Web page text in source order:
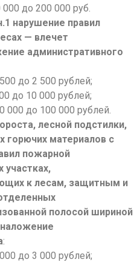
до 200 000 руб.
нарушение правил
— влечет
административного
до 2 500 рублей;
до 10 000 рублей;
до 100 000 рублей.
лесной подстилки,
горючих материалов с
пожарной
участках,
к лесам, защитным и
полосой шириной
:
до 3 000 рублей;